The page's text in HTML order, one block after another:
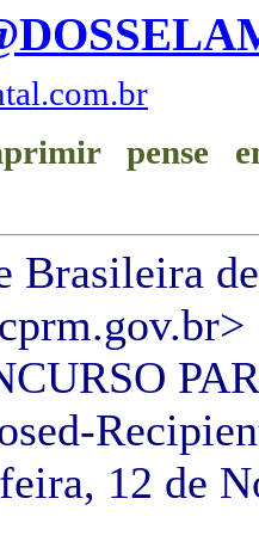
pense
Brasileira
12 de